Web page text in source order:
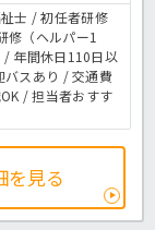
士 / 初任者研修
修（ヘルパー1
年間休日110日以
バスあり / 交通費
/ 担当者おすす
を見る